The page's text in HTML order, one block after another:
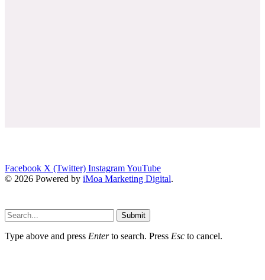
Facebook X (Twitter) InstagramYouTube
© 2026 Powered by iMoa Marketing Digital.
Submit
Type above and press Enterto search. Press Esc to cancel.